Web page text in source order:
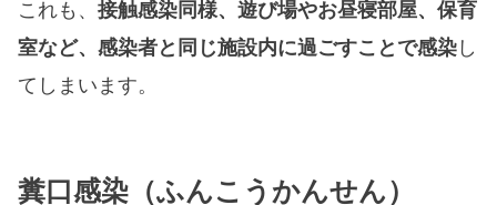
これも、接触感染同様、遊び場やお昼寝部屋、保育
室など、感染者と同じ施設内に過ごすことで感染 し
てしまいます。
糞口感染（ふんこうかんせん）